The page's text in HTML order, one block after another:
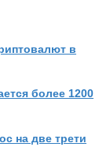
в
более 1200
на две трети